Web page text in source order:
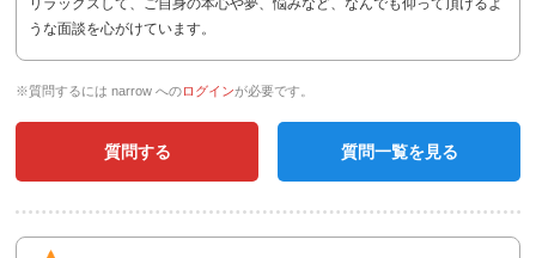
うな面談を心がけています。
※質問するには narrow へのログインが必要です。
質問する 質問一覧を見る